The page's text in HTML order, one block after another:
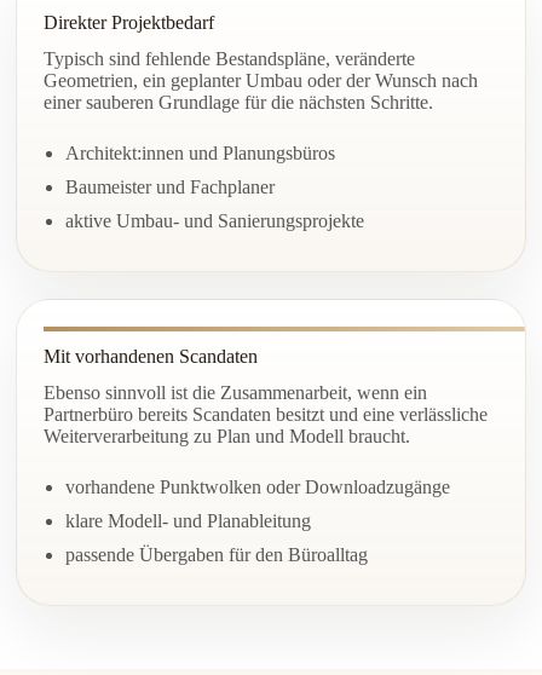
Direkter Projektbedarf
Typisch sind fehlende Bestandspläne, veränderte
Geometrien, ein geplanter Umbau oder der Wunsch nach
einer sauberen Grundlage für die nächsten Schritte.
Architekt:innen und Planungsbüros
Baumeister und Fachplaner
aktive Umbau- und Sanierungsprojekte
Mit vorhandenen Scandaten
Ebenso sinnvoll ist die Zusammenarbeit, wenn ein
Partnerbüro bereits Scandaten besitzt und eine verlässliche
Weiterverarbeitung zu Plan und Modell braucht.
vorhandene Punktwolken oder Downloadzugänge
klare Modell- und Planableitung
passende Übergaben für den Büroalltag